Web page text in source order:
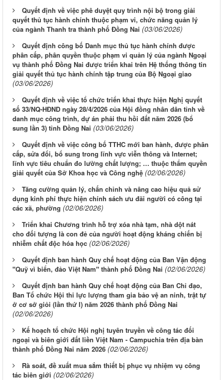
Quyết định về việc phê duyệt quy trình nội bộ trong giải
quyết thủ tục hành chính thuộc phạm vi, chức năng quản lý
của ngành Thanh tra thành phố Đồng Nai (03/06/2026)
Quyết định công bố Danh mục thủ tục hành chính được
phân cấp, phân quyền thuộc phạm vi quản lý của ngành Ngoại
vụ thành phố Đồng Nai được triển khai trên Hệ thống thông tin
giải quyết thủ tục hành chính tập trung của Bộ Ngoại giao
(03/06/2026)
Quyết định về việc tổ chức triển khai thực hiện Nghị quyết
số 33/NQ-HĐND ngày 28/4/2026 của Hội đồng nhân dân tỉnh về
danh mục công trình, dự án phải thu hồi đất năm 2026 (bổ
sung lần 3) tỉnh Đồng Nai (03/06/2026)
Quyết định về việc công bố TTHC mới ban hành, được phân
cấp, sửa đổi, bổ sung trong lĩnh vực viễn thông và Internet;
lĩnh vực tiêu chuẩn đo lường chất lượng; … thuộc thẩm quyền
giải quyết của Sở Khoa học và Công nghệ (02/06/2026)
Tăng cường quản lý, chấn chỉnh và nâng cao hiệu quả sử
dụng kinh phí thực hiện chính sách ưu đãi người có công tại
các xã, phường (02/06/2026)
Triển khai Chương trình hỗ trợ xóa nhà tạm, nhà dột nát
cho đối tượng là con đẻ của người hoạt động kháng chiến bị
nhiễm chất độc hóa học (02/06/2026)
Quyết định ban hành Quy chế hoạt động của Ban Vận động
"Quỹ vì biển, đảo Việt Nam" thành phố Đồng Nai (02/06/2026)
Quyết định ban hành Quy chế hoạt động của Ban Chỉ đạo,
Ban Tổ chức Hội thi lực lượng tham gia bảo vệ an ninh, trật tự
ở cơ sở giỏi (lần thứ I) năm 2026 thành phố Đồng Nai
(02/06/2026)
Kế hoạch tổ chức Hội nghị tuyên truyền về công tác đối
ngoại và biên giới đất liền Việt Nam - Campuchia trên địa bàn
thành phố Đồng Nai năm 2026 (02/06/2026)
Rà soát, đề xuất mua sắm thiết bị phục vụ nhiệm vụ công
tác biên giới (02/06/2026)